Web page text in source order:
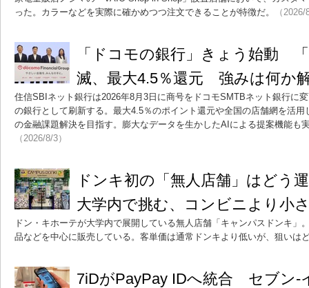
った。カラーなどを実際に確かめつつ注文できることが特徴だ。
（
「ドコモの銀行」きょう始動
滅、最大4.5％還元 強みは何か
住信SBIネット銀行は2026年8月3日に商号をドコモSMTBネット銀行に
の銀行として刷新する。最大4.5％のポイント還元や全国の店舗網を活
の金融課題解決を目指す。膨大なデータを生かしたAIによる提案機能も
（2026/8/3）
ドンキ初の「無人店舗」はど
大学内で挑む、コンビニより小
ドン・キホーテが大学内で展開している無人店舗「キャンパスドンキ」
品などを中心に販売している。客単価は通常ドンキより低いが、狙いは
7iDがPayPay IDへ統合 セブン-